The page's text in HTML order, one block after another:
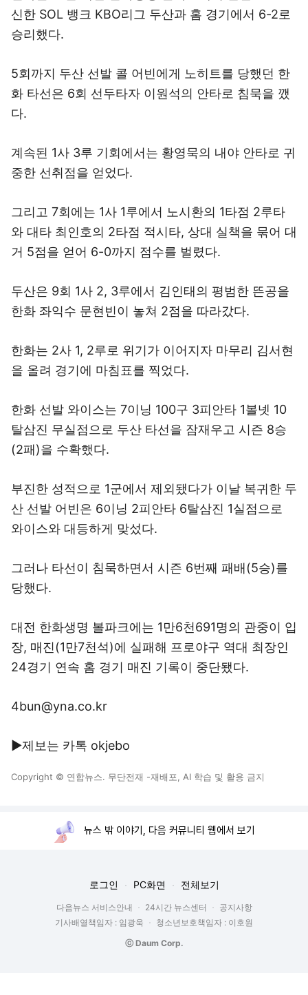
신한 SOL 뱅크 KBO리그 두산과 홈 경기에서 6-2로
승리했다.
5회까지 두산 선발 콜 어빈에게 노히트를 당했던 한
화 타선은 6회 선두타자 이원석의 안타로 침묵을 깼
다.
계속된 1사 3루 기회에서는 황영묵의 내야 안타로 귀
중한 선취점을 얻었다.
그리고 7회에는 1사 1루에서 노시환의 1타점 2루타
와 대타 최인호의 2타점 적시타, 상대 실책을 묶어 대
거 5점을 얻어 6-0까지 점수를 벌렸다.
두산은 9회 1사 2, 3루에서 김인태의 평범한 뜬공을
한화 좌익수 문현빈이 놓쳐 2점을 따라갔다.
한화는 2사 1, 2루로 위기가 이어지자 마무리 김서현
을 올려 경기에 마침표를 찍었다.
한화 선발 와이스는 7이닝 100구 3피안타 1볼넷 10
탈삼진 무실점으로 두산 타선을 잠재우고 시즌 8승
(2패)을 수확했다.
부진한 성적으로 1군에서 제외됐다가 이날 복귀한 두
산 선발 어빈은 6이닝 2피안타 6탈삼진 1실점으로
와이스와 대등하게 맞섰다.
그러나 타선이 침묵하면서 시즌 6번째 패배(5승)를
당했다.
대전 한화생명 볼파크에는 1만6천691명의 관중이 입
장, 매진(1만7천석)에 실패해 프로야구 역대 최장인
24경기 연속 홈 경기 매진 기록이 중단됐다.
4bun@yna.co.kr
▶제보는 카톡 okjebo
Copyright © 연합뉴스. 무단전재 -재배포, AI 학습 및 활용 금지
뉴스 밖 이야기, 다음 커뮤니티 웹에서 보기
로그인 PC화면 전체보기
다음뉴스 서비스안내 24시간 뉴스센터
공지사항
기사배열책임자 : 임광욱
청소년보호책임자 : 이호원
ⓒ Daum Corp.